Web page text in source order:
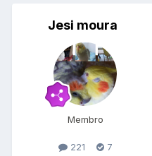
Jesi moura
Membro
221 7